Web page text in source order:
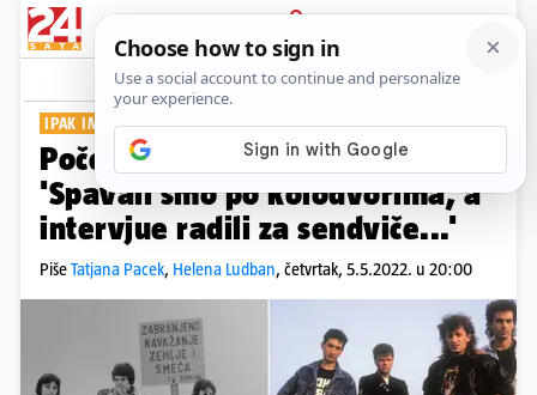
PRIJAVA
Show Komentari
IPAK IM JE DOŠAO KRAJ PLUS+
Počeci Prljavaca bili su teški:
'Spavali smo po kolodvorima, a
intervjue radili za sendviče...'
PišeTatjana Pacek, Helena Ludban, četvrtak, 5.5.2022. u 20:00